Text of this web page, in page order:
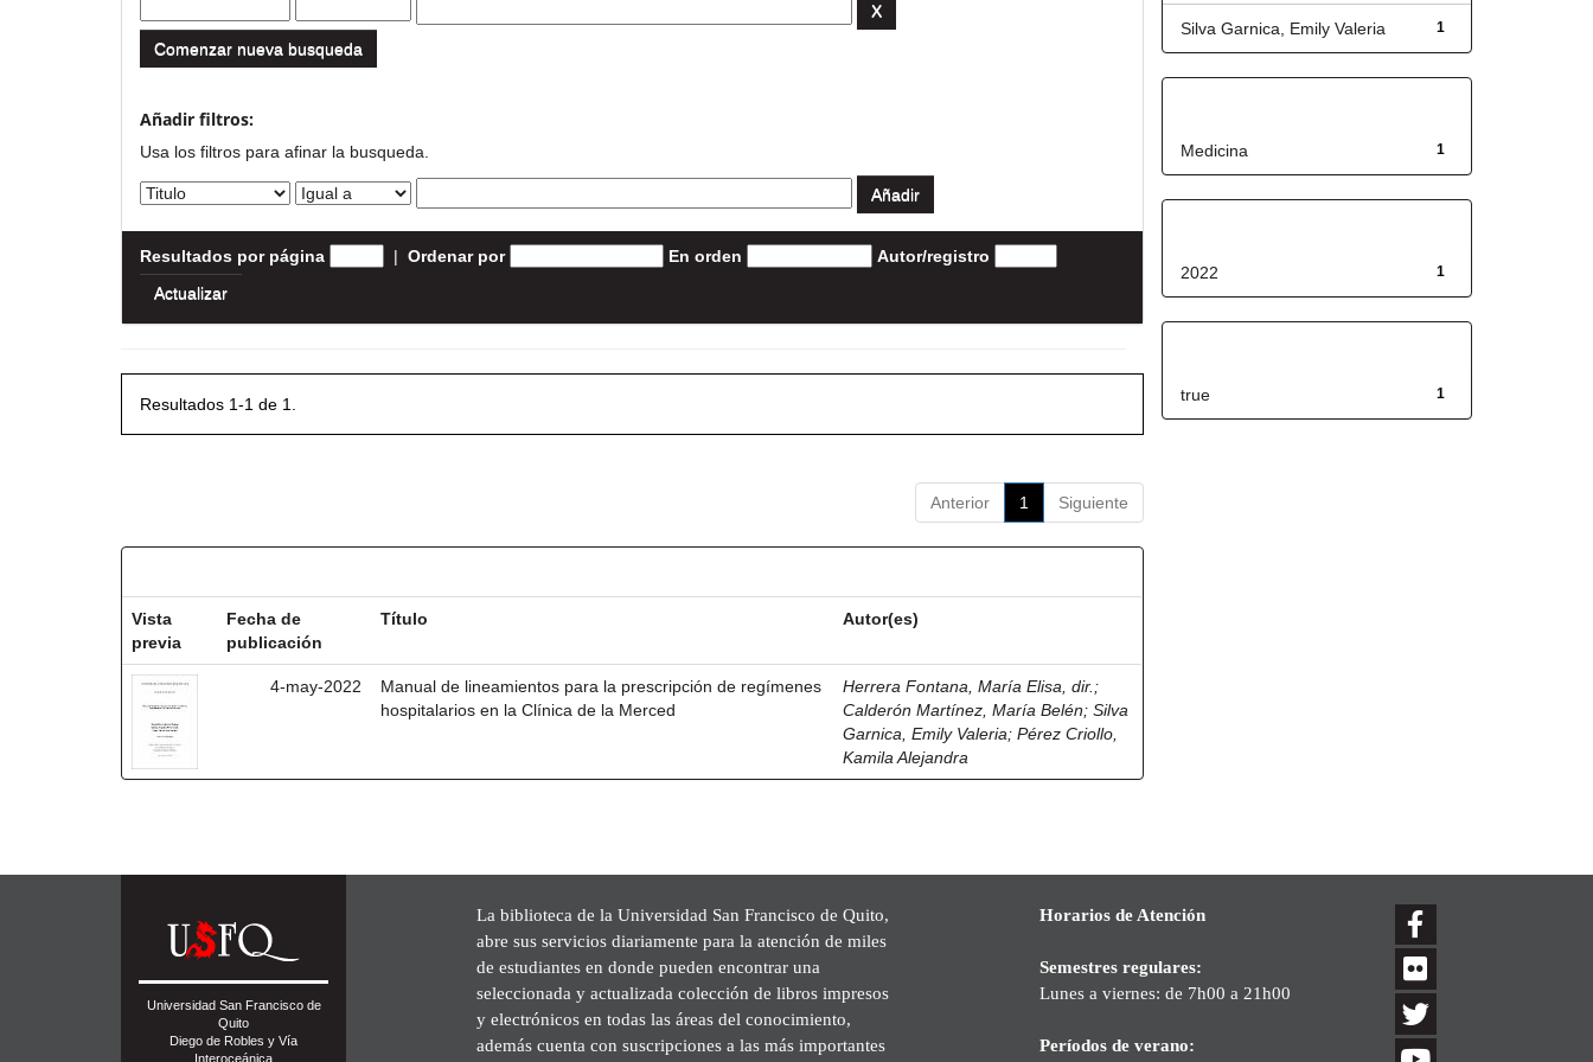
Comenzar nueva busqueda
Añadir filtros:
Usa los filtros para afinar la busqueda.
Resultados por página | Ordenar por En orden Autor/registro
Resultados 1-1 de 1.
Anterior 1 Siguiente
Vista
previa
Fecha de
publicación
Título Autor(es)
4-may-2022
Manual de lineamientos para la prescripción de regímenes
hospitalarios en la Clínica de la Merced
Herrera Fontana, María Elisa, dir. ;
Calderón Martínez, María Belén;Silva
Garnica, Emily Valeria;Pérez Criollo,
Kamila Alejandra
1
Silva Garnica, Emily Valeria
1
Medicina
1
2022
1
true
Universidad San Francisco de
Quito
Diego de Robles y Vía
Interoceánica
La biblioteca de la Universidad San Francisco de Quito,
abre sus servicios diariamente para la atención de miles
de estudiantes en donde pueden encontrar una
seleccionada y actualizada colección de libros impresos
y electrónicos en todas las áreas del conocimiento,
además cuenta con suscripciones a las más importantes
Horarios de Atención
Semestres regulares:
Lunes a viernes: de 7h00 a 21h00
Períodos de verano: